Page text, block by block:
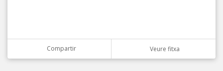
Compartir Veure fitxa